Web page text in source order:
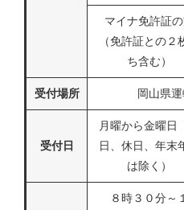
マイナ免許証
（免許証との２
ち含む）
受付場所 岡山県
受付日
月曜から金曜日
日、休日、年末
は除く）
８時３０分～